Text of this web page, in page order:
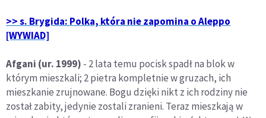
>> s. Brygida: Polka, która nie zapomina o Aleppo
[WYWIAD]
Afgani (ur. 1999) - 2 lata temu pocisk spadł na blok w
którym mieszkali; 2 pietra kompletnie w gruzach, ich
mieszkanie zrujnowane. Bogu dzięki nikt z ich rodziny nie
został zabity, jedynie zostali zranieni. Teraz mieszkają w